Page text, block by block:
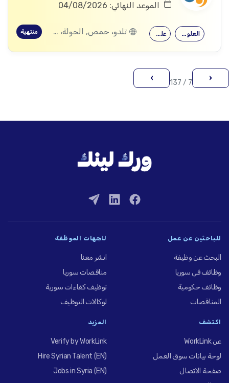
الموعد النهائي: 04/08/2026
علم النفس العلوم الاجتماعية تلدو، حمص, الحولة، حمص منتهية
‹
7 / 137
›
للباحثين عن عمل
البحث عن وظيفة
وظائف في سوريا
وظائف حكومية
المناقصات
للجهات الموظِّفة
انشر معنا
مناقصات سوريا
توظيف كفاءات سورية
لوكالات التوظيف
اكتشف
عن WorkLink
لوحة بيانات سوق العمل
صفحة الاتصال
المزيد
Verify by WorkLink
Hire Syrian Talent (EN)
Jobs in Syria (EN)